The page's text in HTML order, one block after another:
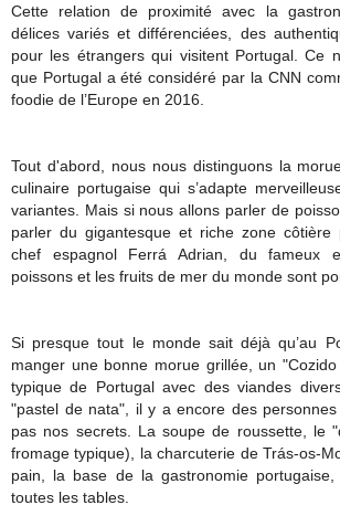
Cette relation de proximité avec la
délices variés et différenciées, des
pour les étrangers qui visitent Portugal. Ce
que Portugal a été considéré par la CNN
foodie de l’Europe en 2016.
Tout d'abord, nous nous distinguons la
culinaire portugaise qui s’adapte
variantes. Mais si nous allons parler de
parler du gigantesque et riche zone côtière
chef espagnol Ferrá Adrian, du fameux
poissons et les fruits de mer du monde sont
Si presque tout le monde sait déjà qu’au
manger une bonne morue grillée, un
typique de Portugal avec des viandes
"pastel de nata", il y a encore des
pas nos secrets. La soupe de roussette, le
fromage typique), la charcuterie de Trás-os-
pain, la base de la gastronomie
toutes les tables.